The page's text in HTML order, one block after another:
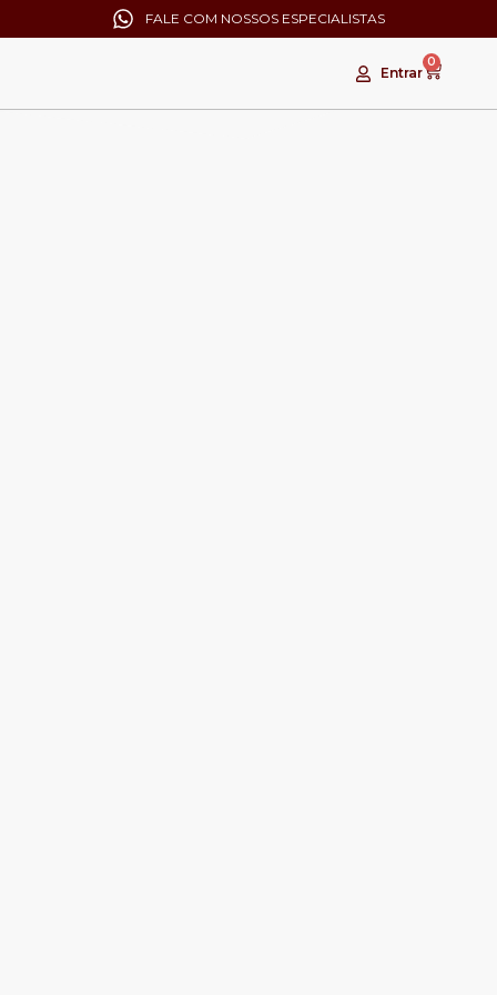
FALE COM NOSSOS ESPECIALISTAS
Entrar
0